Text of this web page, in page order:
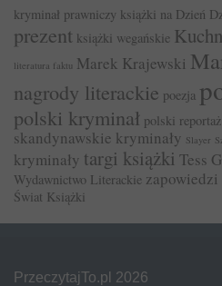
kryminał prawniczy książki na Dzień
prezent książki wegańskie
literatura faktu Marek Krajewski
nagrody literackie poezja
polski kryminał polski reportaż
skandynawskie kryminały Slayer
kryminały targi książki Tess
Wydawnictwo Literackie zapowiedzi
Świat Książki
PrzeczytajTo.pl 2026